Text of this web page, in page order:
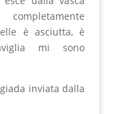
è asciutta, è
mi sono
inviata dalla